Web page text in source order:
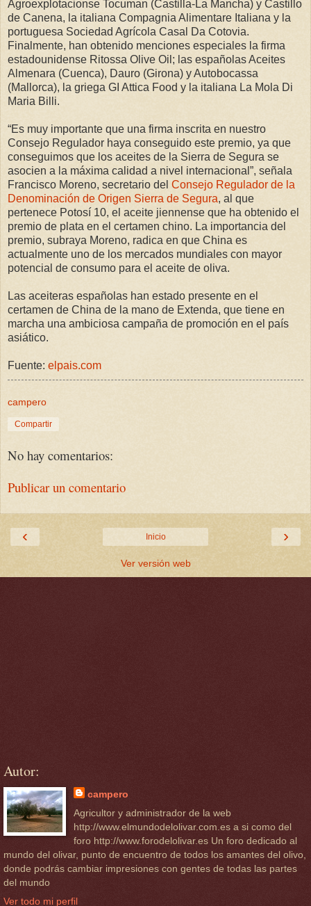
Agroexplotacionse Tocuman (Castilla-La Mancha) y Castillo
de Canena, la italiana Compagnia Alimentare Italiana y la
portuguesa Sociedad Agrícola Casal Da Cotovia.
Finalmente, han obtenido menciones especiales la firma
estadounidense Ritossa Olive Oil; las españolas Aceites
Almenara (Cuenca), Dauro (Girona) y Autobocassa
(Mallorca), la griega GI Attica Food y la italiana La Mola Di
Maria Billi.
“Es muy importante que una firma inscrita en nuestro
Consejo Regulador haya conseguido este premio, ya que
conseguimos que los aceites de la Sierra de Segura se
asocien a la máxima calidad a nivel internacional”, señala
Francisco Moreno, secretario del Consejo Regulador de la
Denominación de Origen Sierra de Segura, al que
pertenece Potosí 10, el aceite jiennense que ha obtenido el
premio de plata en el certamen chino. La importancia del
premio, subraya Moreno, radica en que China es
actualmente uno de los mercados mundiales con mayor
potencial de consumo para el aceite de oliva.
Las aceiteras españolas han estado presente en el
certamen de China de la mano de Extenda, que tiene en
marcha una ambiciosa campaña de promoción en el país
asiático.
Fuente: elpais.com
campero
Compartir
No hay comentarios:
Publicar un comentario
‹ ›
Inicio
Ver versión web
Autor:
campero
Agricultor y administrador de la web
http://www.elmundodelolivar.com.es a si como del
foro http://www.forodelolivar.es Un foro dedicado al
mundo del olivar, punto de encuentro de todos los amantes del olivo,
donde podrás cambiar impresiones con gentes de todas las partes
del mundo
Ver todo mi perfil